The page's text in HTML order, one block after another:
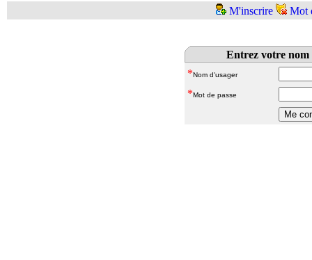
M'inscrire Mot
Entrez votre nom
*Nom d'usager
*Mot de passe